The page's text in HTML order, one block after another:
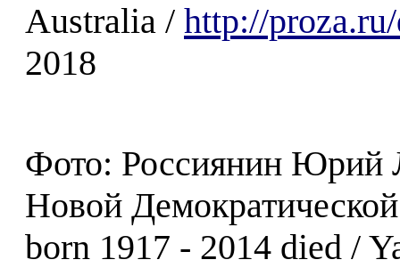
Australia / http://
2018
Фото: Россиянин Юрий
Новой
born 1917 - 2014 died /